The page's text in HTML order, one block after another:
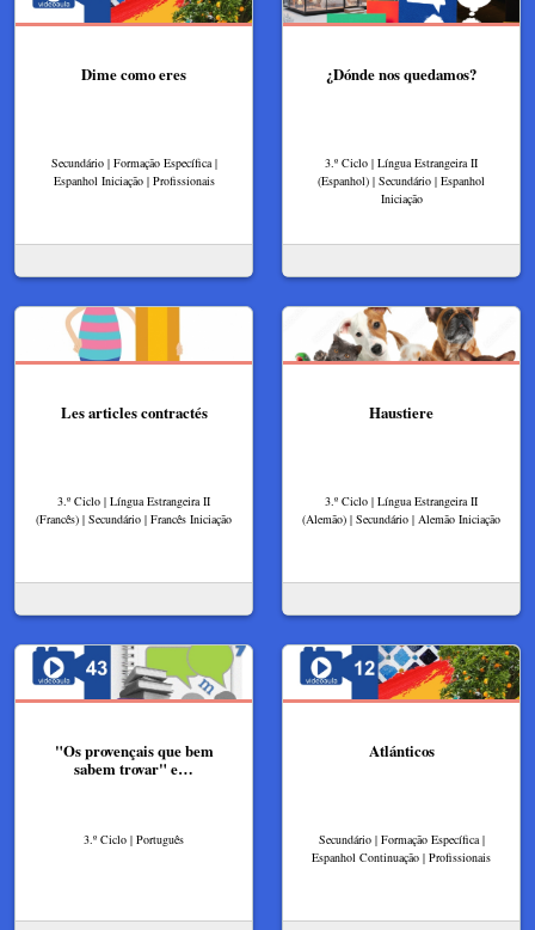
Dime como eres
Secundário | Formação Específica |
Espanhol Iniciação | Profissionais
¿Dónde nos quedamos?
3.º Ciclo | Língua Estrangeira II
(Espanhol) | Secundário | Espanhol
Iniciação
Les articles contractés
3.º Ciclo | Língua Estrangeira II
(Francês) | Secundário | Francês Iniciação
Haustiere
3.º Ciclo | Língua Estrangeira II
(Alemão) | Secundário | Alemão Iniciação
"Os provençais que bem
sabem trovar" e…
3.º Ciclo | Português
Atlánticos
Secundário | Formação Específica |
Espanhol Continuação | Profissionais